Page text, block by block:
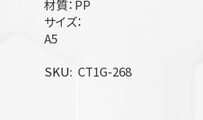
材質：PP
サイズ：
A5
SKU CT1G-268